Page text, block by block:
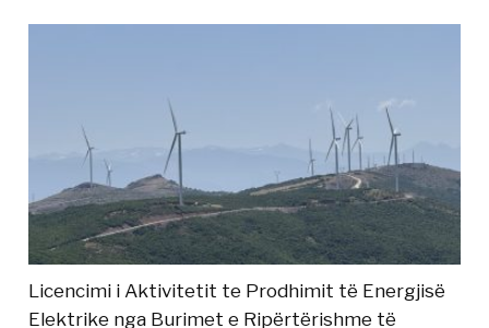
Licencimi i Aktivitetit te Prodhimit të Energjisë
Elektrike nga Burimet e Ripërtërishme të